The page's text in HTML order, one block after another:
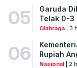
05
Garuda
Telak 0-3
Olahraga| 3
06
Rupiah
Nasional| 2